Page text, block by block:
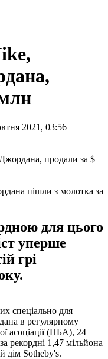
2021, 03:56
пішли з молотка за
для цього
уперше
грі
спеціально для
в регулярному
асоціації (НБА), 24
рекордні 1,47 мільйона
дім Sotheby's.